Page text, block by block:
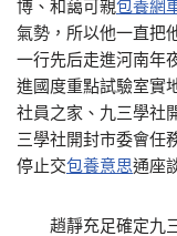
博、和藹可親包養網
氣勢，所以他一直把
一行先后走進河南年
進國度重點試驗室實
社員之家、九三學社
三學社開封市委會任
停止交包養意思通座
趙靜充足確定九